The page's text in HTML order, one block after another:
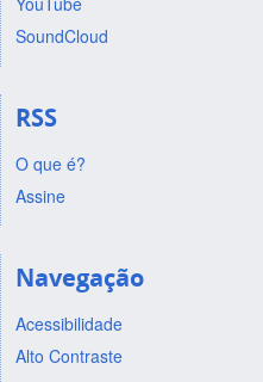
SoundCloud
RSS
O que é?
Assine
Navegação
Acessibilidade
Alto Contraste